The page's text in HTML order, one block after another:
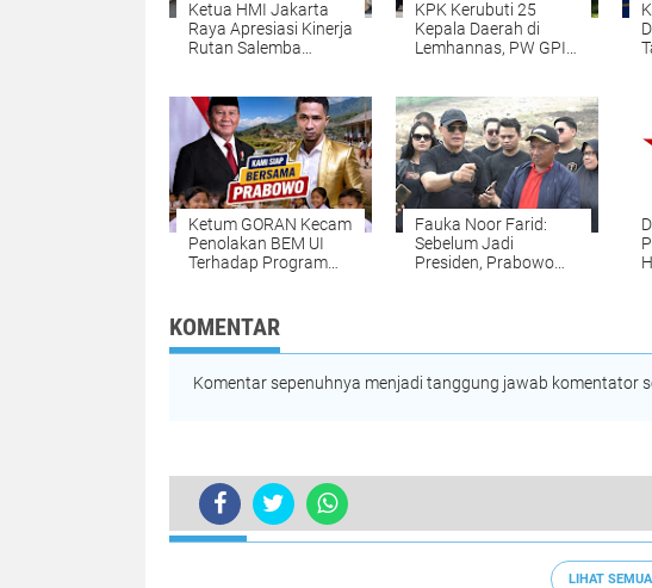
Ketua HMI Jakarta
Raya Apresiasi Kinerja
Rutan Salemba
Narkoba Bermodus
Tisu Bekas: Bukti
Nyata Komitmen
Pencegahan
KPK Kerubuti 25
Kepala Daerah di
Lemhannas, PW GPI
Pulang Bawa Rompi
Oranye!"
Ketum GORAN Kecam
Penolakan BEM UI
Terhadap Program
Sangat
Membutuhkan
Fauka Noor Farid:
Sebelum Jadi
Presiden, Prabowo
KOMENTAR
Komentar sepenuhnya menjadi tanggung jawab komentator
TERKINI
LIHAT SEMUA